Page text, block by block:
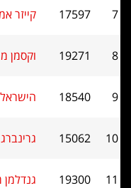
17597 קייזר אמי
19271 וקסמן מרק
18540 הישראלי יאיר
15062 גרינברג רועי
19300 גנדלמן מרדכי